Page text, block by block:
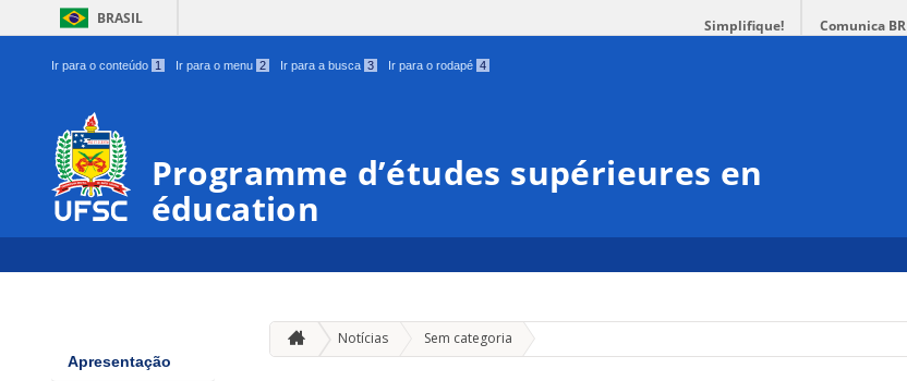
BRASIL Simplifique! Comunica BR
Ir para o conteúdo 1 Ir para o menu 2 Ir para a busca 3 Ir para o rodapé 4
Programme d’études supérieures en
éducation
Apresentação
Notícias Sem categoria »